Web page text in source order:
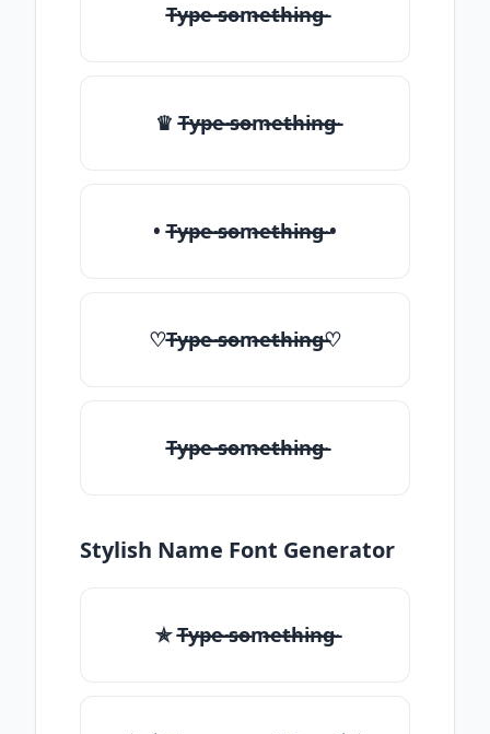
T̶̴y̶̴p̶̴e̶̴ ̶̴s̶̴o̶̴m̶̴e̶̴t̶̴h̶̴i̶̴n̶̴g̶̴
♛ T̶̴y̶̴p̶̴e̶̴ ̶̴s̶̴o̶̴m̶̴e̶̴t̶̴h̶̴i̶̴n̶̴g̶̴
• T̶̴y̶̴p̶̴e̶̴ ̶̴s̶̴o̶̴m̶̴e̶̴t̶̴h̶̴i̶̴n̶̴g̶̴ •
♡T̶̴y̶̴p̶̴e̶̴ ̶̴s̶̴o̶̴m̶̴e̶̴t̶̴h̶̴i̶̴n̶̴g̶̴♡
T̶̴y̶̴p̶̴e̶̴ ̶̴s̶̴o̶̴m̶̴e̶̴t̶̴h̶̴i̶̴n̶̴g̶̴
Stylish Name Font Generator
✯ T̶̴y̶̴p̶̴e̶̴ ̶̴s̶̴o̶̴m̶̴e̶̴t̶̴h̶̴i̶̴n̶̴g̶̴